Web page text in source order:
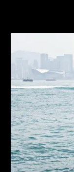
进一步
关于M+